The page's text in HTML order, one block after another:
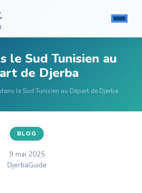
le Sud Tunisien au
de Djerba
le Sud Tunisien au Départ de Djerba
BLOG
9 mai 2025
DjerbaGuide